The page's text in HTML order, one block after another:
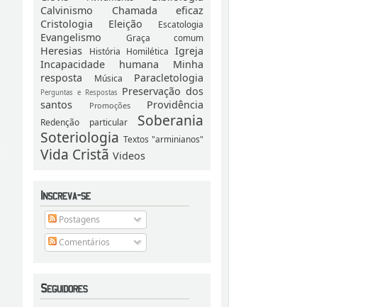
Calvinismo
Chamada eficaz
Cristologia
Eleição Escatologia
Evangelismo Graça comum
Heresias História Homilética Igreja
Incapacidade humana
Minha
resposta
Música Paracletologia
Perguntas e Respostas
Preservação dos
santos
Promoções Providência
Redenção particular
Soberania
Soteriologia Textos "arminianos"
Vida Cristã Videos
Postagens
Comentários